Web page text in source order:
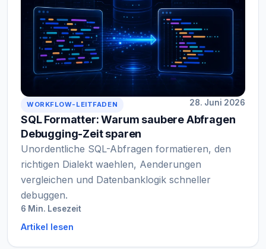
WORKFLOW-LEITFADEN 28. Juni 2026
SQL Formatter: Warum saubere Abfragen
Debugging-Zeit sparen
Unordentliche SQL-Abfragen formatieren, den
richtigen Dialekt waehlen, Aenderungen
vergleichen und Datenbanklogik schneller
debuggen.
6 Min. Lesezeit
Artikel lesen